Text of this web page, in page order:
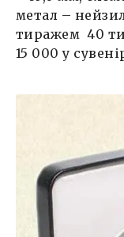
метал –
тиражем 40
15 000 у